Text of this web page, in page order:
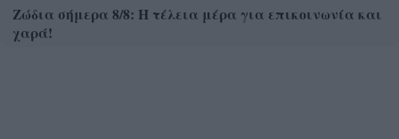
Ζώδια σήμερα 8/8: Η τέλεια μέρα για επικοινωνία και
χαρά!